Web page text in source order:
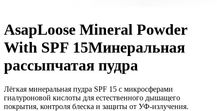
AsapLoose Mineral Powder
With SPF 15Минеральная
рассыпчатая пудра
Лёгкая минеральная пудра SPF 15 с микросферами
гиалуроновой кислоты для естественного дышащего
покрытия, контроля блеска и защиты от УФ-излучения.